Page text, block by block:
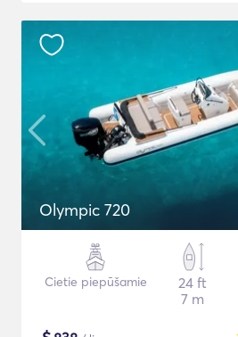
Olympic 720
Cietie piepūšamie
24 ft
7 m